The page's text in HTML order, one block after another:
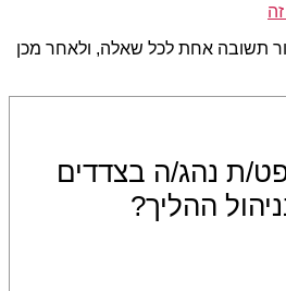
תשובה אחת לכל שאלה, ולאחר מכן
ת נהג/ה בצדדים
ההליך?